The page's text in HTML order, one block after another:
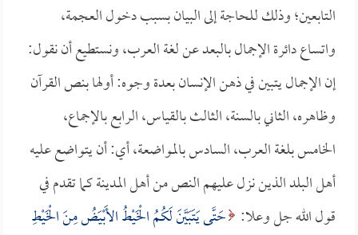
التابعين؛ وذلك للحاجة إلى البيان بسبب دخول العجمة،
واتساع دائرة الإجمال بالبعد عن لغة العرب، ونستطيع أن نقول:
إن الإجمال يتبين في ذهن الإنسان بعدة وجوه: أولها بنص القرآن
وظاهره، الثاني بالسنة، الثالث بالقياس، الرابع بالإجماع،
الخامس بلغة العرب، السادس بالمواضعة، أي: أن يتواضع عليه
أهل البلد الذين نزل عليهم النص من أهل المدينة كما تقدم في
قول الله جل وعلا: حَتَّى يَتَبَيَّنَ لَكُمُ الْخَيْطُ الأَبْيَضُ مِنَ الْخَيْطِ